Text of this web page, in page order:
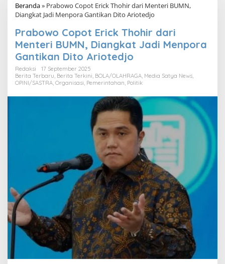
Beranda» Prabowo Copot Erick Thohir dari Menteri BUMN,
Diangkat Jadi Menpora Gantikan Dito Ariotedjo
Prabowo Copot Erick Thohir dari
Menteri BUMN, Diangkat Jadi Menpora
Gantikan Dito Ariotedjo
Redaksi
17 September 2025
Berita Terbaru Berita Terkini BOLA/OLAHRAGA Media Satya News
OPINI/SASTRA Organisasi Pemerintahan Politik